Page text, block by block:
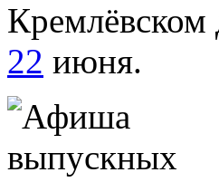
Кремлёвском
22 июня.